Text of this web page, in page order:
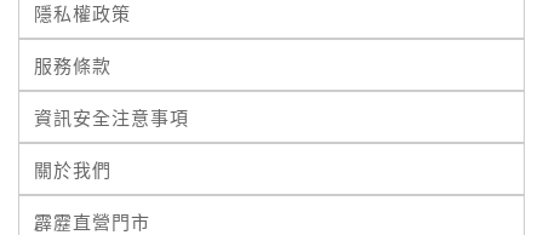
隱私權政策
服務條款
資訊安全注意事項
關於我們
霹靂直營門市